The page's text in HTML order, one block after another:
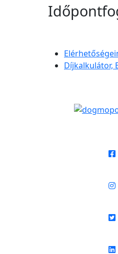
Díjkalkulátor,